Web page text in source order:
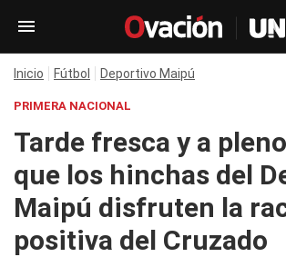
Inicio Fútbol Deportivo Maipú
PRIMERA NACIONAL
Tarde fresca y a
que los hinchas del
Maipú disfruten la
positiva del Cruzado